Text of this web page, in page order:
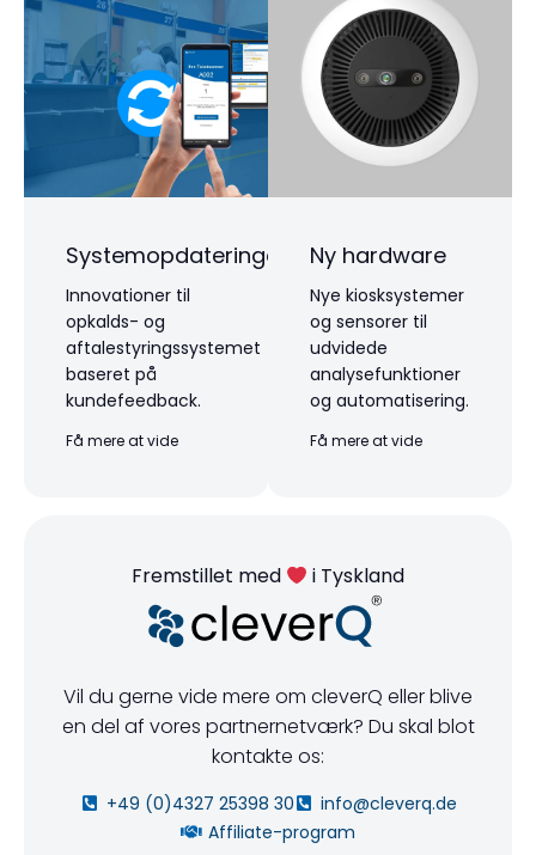
Systemopdateringer
Innovationer til
opkalds- og
aftalestyringssystemet
baseret på
kundefeedback.
Få mere at vide
Ny hardware
Nye kiosksystemer
og sensorer til
udvidede
analysefunktioner
og automatisering.
Få mere at vide
Fremstillet med i Tyskland
Vil du gerne vide mere om cleverQ eller blive
en del af vores partnernetværk? Du skal blot
kontakte os:
+49 (0)4327 25398 30
info@cleverq.de
Affiliate-program